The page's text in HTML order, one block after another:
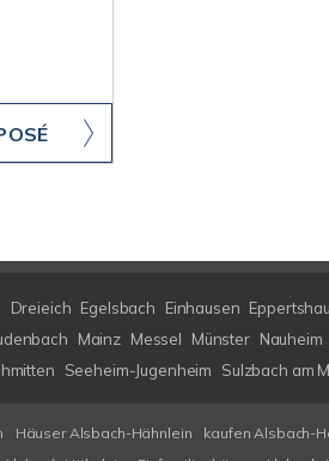
Dreieich Egelsbach Einhausen
Mainz Messel Münster Nauheim
Seeheim-Jugenheim Sulzbach am
Häuser Alsbach-Hähnlein kaufen Alsbach-